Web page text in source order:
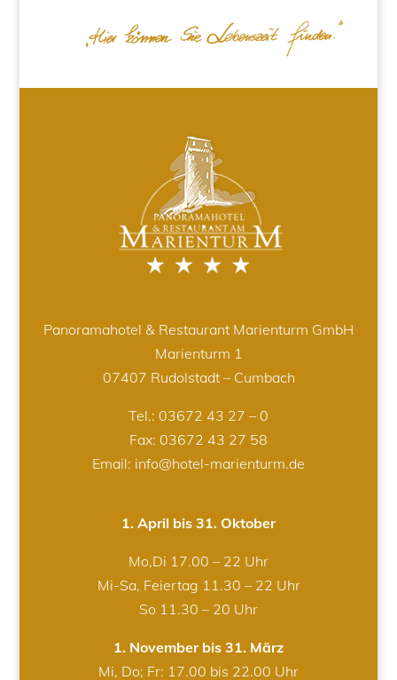
Panoramahotel & Restaurant Marienturm GmbH
Marienturm 1
07407 Rudolstadt – Cumbach
Tel.: 03672 43 27 – 0
Fax: 03672 43 27 58
Email: info@hotel-marienturm.de
1. April bis 31. Oktober
Mo,Di 17.00 – 22 Uhr
Mi-Sa, Feiertag 11.30 – 22 Uhr
So 11.30 – 20 Uhr
1. November bis 31. März
Mi, Do; Fr: 17.00 bis 22.00 Uhr